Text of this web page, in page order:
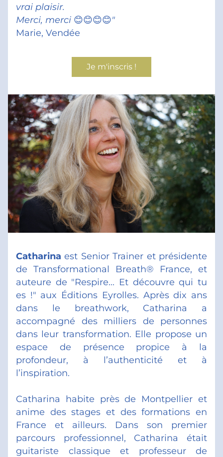
vrai plaisir.
Merci, merci 😊😊😊😊"
Marie, Vendée
Je m'inscris !
Catharina est Senior Trainer et présidente
de Transformational Breath® France, et
auteure de "Respire... Et découvre qui tu
es !" aux Éditions Eyrolles. Après dix ans
dans le breathwork, Catharina a
accompagné des milliers de personnes
dans leur transformation. Elle propose un
espace de présence propice à la
profondeur, à l’authenticité et à
l’inspiration.
Catharina habite près de Montpellier et
anime des stages et des formations en
France et ailleurs. Dans son premier
parcours professionnel, Catharina était
guitariste classique et professeur de